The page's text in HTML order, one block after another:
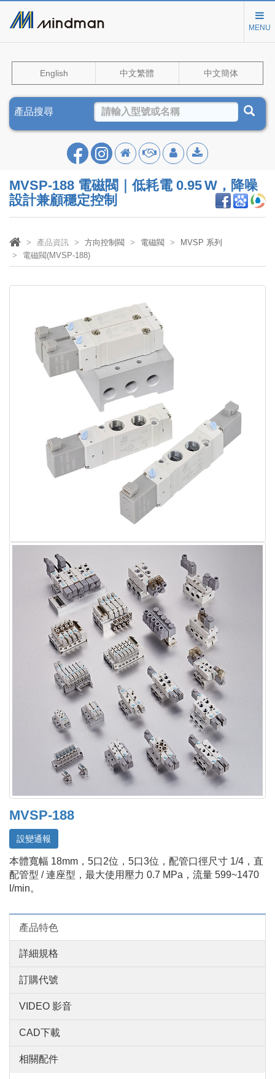
MENU
English 中文繁體 中文簡体
產品搜尋
MVSP‑188 電磁閥｜低耗電 0.95 W，降噪
設計兼顧穩定控制
產品資訊 方向控制閥 電磁閥
MVSP 系列
電磁閥(MVSP-188)
MVSP-188
設變通報
本體寬幅 18mm，5口2位，5口3位，配管口徑尺寸 1/4，直
配管型 / 連座型，最大使用壓力 0.7 MPa，流量 599~1470
l/min。
產品特色
詳細規格
訂購代號
VIDEO 影音
CAD下載
相關配件